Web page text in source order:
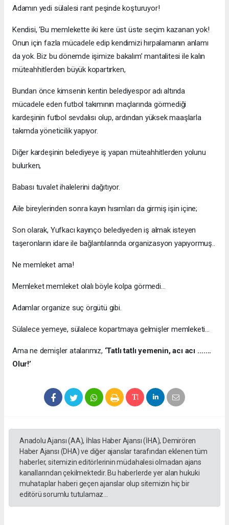
Adamın yedi sülalesi rant peşinde koşturuyor!
Kendisi, ‘Bu memlekette iki kere üst üste seçim kazanan yok!
Onun için fazla mücadele edip kendimizi hırpalamanın anlamı
da yok. Biz bu dönemde işimize bakalım’ mantalitesi ile kalın
müteahhitlerden büyük kopartırken,
Bundan önce kimsenin kentin belediyespor adı altında
mücadele eden futbol takımının maçlarında görmediği
kardeşinin futbol sevdalısı olup, ardından yüksek maaşlarla
takımda yöneticilik yapıyor.
Diğer kardeşinin belediyeye iş yapan müteahhitlerden yolunu
bulurken,
Babası tuvalet ihalelerini dağıtıyor.
Aile bireylerinden sonra kayın hısımları da girmiş işin içine;
Son olarak, Yufkacı kayınço belediyeden iş almak isteyen
taşeronların idare ile bağlantılarında organizasyon yapıyormuş..
Ne memleket ama!
Memleket memleket olalı böyle kolpa görmedi…
Adamlar organize suç örgütü gibi.
Sülalece yemeye, sülalece kopartmaya gelmişler memleketi…
Ama ne demişler atalarımız, ‘Tatlı tatlı yemenin, acı acı …….
Olur!’
Anadolu Ajansı (AA), İhlas Haber Ajansı (İHA), Demirören
Haber Ajansı (DHA) ve diğer ajanslar tarafından eklenen tüm
haberler, sitemizin editörlerinin müdahalesi olmadan ajans
kanallarından çekilmektedir. Bu haberlerde yer alan hukuki
muhataplar haberi geçen ajanslar olup sitemizin hiç bir
editörü sorumlu tutulamaz...